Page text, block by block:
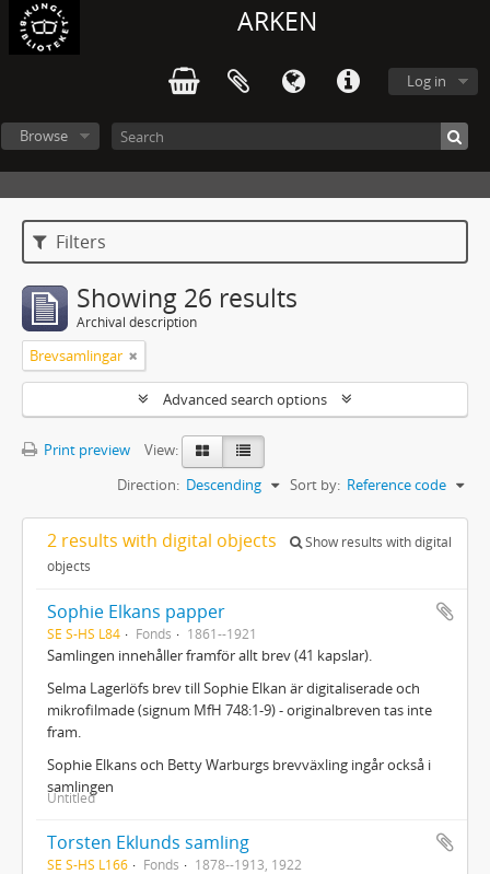
ARKEN
Log in
Browse
Filters
Showing 26 results
Archival description
Brevsamlingar
Advanced search options
Print preview
View:
Sort by: Reference code
Direction: Descending
2 results with digital objects
Show results with digital
objects
Sophie Elkans papper
SE S-HS L84 Fonds 1861--1921
Samlingen innehåller framför allt brev (41 kapslar).
Selma Lagerlöfs brev till Sophie Elkan är digitaliserade och
mikrofilmade (signum MfH 748:1-9) - originalbreven tas inte
fram.
Sophie Elkans och Betty Warburgs brevväxling ingår också i
samlingen
Untitled
Torsten Eklunds samling
SE S-HS L166 Fonds 1878--1913, 1922